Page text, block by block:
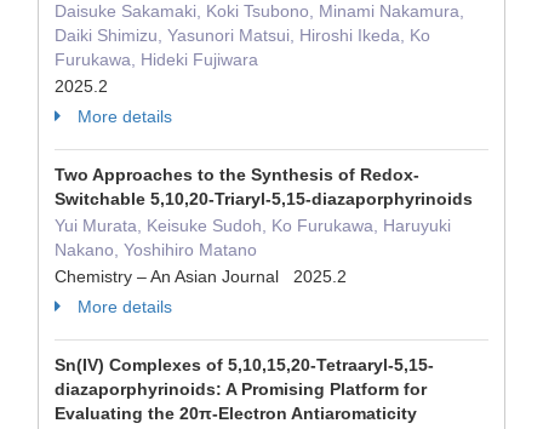
Daisuke Sakamaki, Koki Tsubono, Minami Nakamura,
Daiki Shimizu, Yasunori Matsui, Hiroshi Ikeda, Ko
Furukawa, Hideki Fujiwara
2025.2
More details
Two Approaches to the Synthesis of Redox‐
Switchable 5,10,20‐Triaryl‐5,15‐diazaporphyrinoids
Yui Murata, Keisuke Sudoh, Ko Furukawa, Haruyuki
Nakano, Yoshihiro Matano
Chemistry – An Asian Journal 2025.2
More details
Sn(IV) Complexes of 5,10,15,20‐Tetraaryl‐5,15‐
diazaporphyrinoids: A Promising Platform for
Evaluating the 20π‐Electron Antiaromaticity